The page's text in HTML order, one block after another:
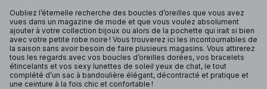
Oubliez l’éternelle recherche des boucles d’oreilles que vous avez
vues dans un magazine de mode et que vous voulez absolument
ajouter à votre collection bijoux ou alors de la pochette qui irait si bien
avec votre petite robe noire ! Vous trouverez ici les incontournables de
la saison sans avoir besoin de faire plusieurs magasins. Vous attirerez
tous les regards avec vos boucles d’oreilles dorées, vos bracelets
étincelants et vos sexy lunettes de soleil yeux de chat, le tout
complété d’un sac à bandoulière élégant, décontracté et pratique et
une ceinture à la fois chic et confortable !